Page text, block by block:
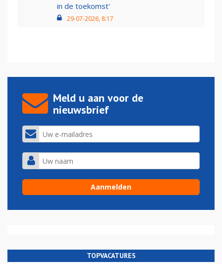
in de toekomst'
29-07-2026, 8:17
Meld u aan voor de
nieuwsbrief
TOPVACATURES